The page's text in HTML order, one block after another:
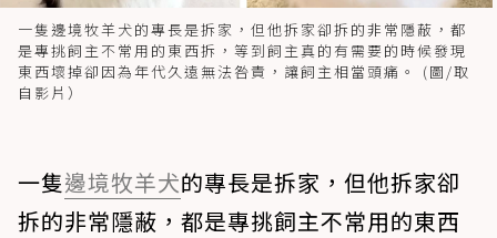
一隻邊境牧羊犬的專長是拆家，但他拆家卻拆的非常隱蔽，都
是專挑飼主不常用的東西拆，等到飼主真的有需要的時候發現
東西壞掉卻因為年代久遠無法咎責，讓飼主相當頭痛。 (圖/取
自影片）
一隻邊境牧羊犬的專長是拆家，但他拆家卻
拆的非常隱蔽，都是專挑飼主不常用的東西